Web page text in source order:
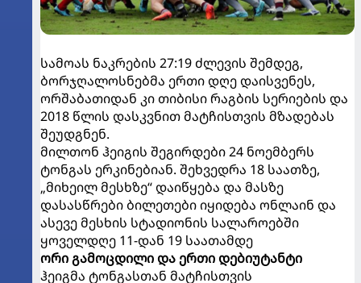
სამოას ნაკრების 27:19 ძლევის შემდეგ,
ბორჯღალოსნებმა ერთი დღე დაისვენეს,
ორშაბათიდან კი თიბისი რაგბის სერიების და
2018 წლის დასკვნით მატჩისთვის მზადებას
შეუდგნენ.
მილთონ ჰეიგის შეგირდები 24 ნოემბერს
ტონგას ერკინებიან. შეხვედრა 18 საათზე,
„მიხეილ მესხზე“ დაიწყება და მასზე
დასასწრები ბილეთები იყიდება ონლაინ და
ასევე მესხის სტადიონის სალაროებში
ყოველდღე 11-დან 19 საათამდე
ორი გამოცდილი და ერთი დებიუტანტი
ჰეიგმა ტონგასთან მატჩისთვის